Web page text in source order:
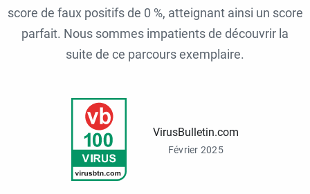
score de faux positifs de 0 %, atteignant ainsi un score
parfait. Nous sommes impatients de découvrir la
suite de ce parcours exemplaire.
VirusBulletin.com
Février 2025